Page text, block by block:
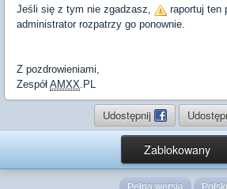
Jeśli się z tym nie zgadzasz,
raportuj ten
administrator rozpatrzy go ponownie.
Z pozdrowieniami,
Zespół AMXX.PL
Udostępnij
Zablokowany